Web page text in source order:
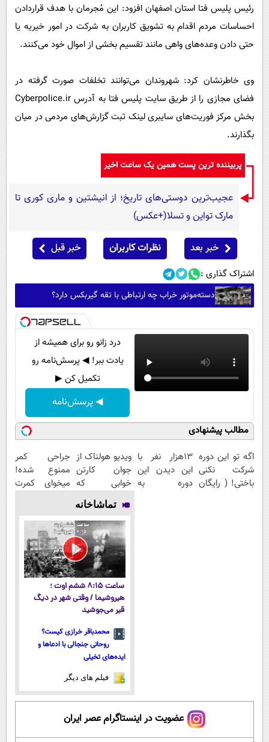
رئیس پلیس فتا استان اصفهان افزود: این مُجرمان با هدف قراردادن
احساسات مردم اقدام به تشویق کاربران به شرکت در امور خیریه یا
حتی دادن وعده‌های واهی مانند تقسیم بخشی از اموال خود می‌کنند.
وی خاطرنشان کرد: شهروندان می‌توانند تخلفات صورت گرفته در
فضای مجازی را از طریق سایت پلیس فتا به آدرس Cyberpolice.ir
بخش مرکز فوریت‌های سایبری لینک ثبت گزارش‌های مردمی در میان
بگذارند.
پربیننده ترین پست همین یک ساعت اخیر
عجیب‌ترین دوستی‌های تاریخ؛ از انیشتین و ماری کوری تا
مارک تواین و تسلا(+عکس)
خبر بعد نظرات کاربران خبر قبل
اشتراک گذاری :
دسته‌موتور خراب چه ارتباطی با تقه گیربکس دارد؟
درد زانو رو برای همیشه از
یادت ببر! ◀ پرسش‌نامه رو
تکمیل کن ▶
◀ پرسش‌نامه
مطالب پیشنهادی
اگه تو این دوره
شرکت نکنی
باختی! ( رایگان
13هزار نفر با
این دیدن این
دوره به
ویدیو هولناک از
جوان کارتن
خوابی که
میلیاردر شد.
آموزش رایگان
جراحی کمر
ممنوع شده!
میخوای کمرت
((پرسش‌نامه))
تماشاخانه
ساعت ۸:۱۵ ششم اوت ؛
هیروشیما / وقتی شهر در دیگ
قیر می‌جوشید
محمدباقر خرازی کیست؟
روحانی جنجالی با ادعاها و
ایده‌های تخیلی
فیلم های دیگر
عضویت در اینستاگرام عصر ایران